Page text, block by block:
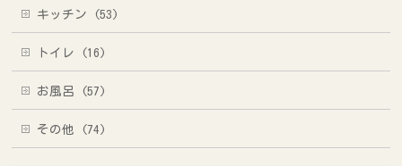
キッチン (53)
トイレ (16)
お風呂 (57)
その他 (74)